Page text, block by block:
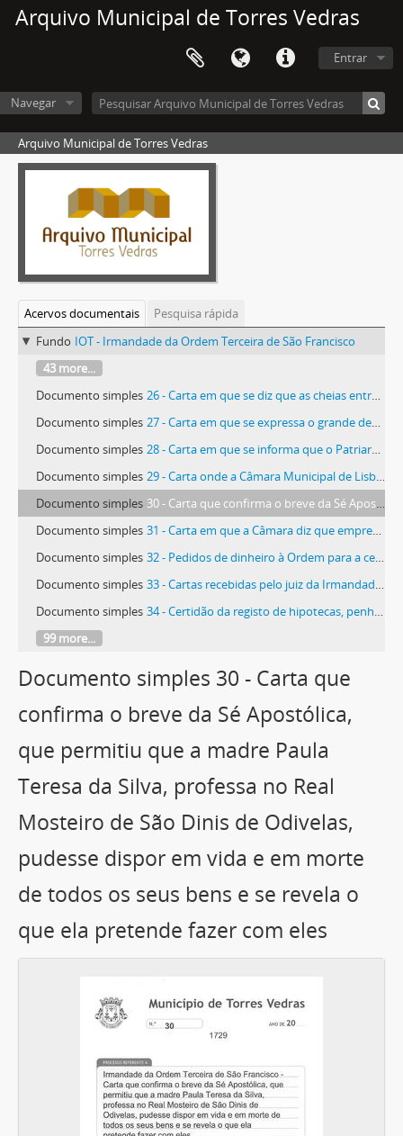
Arquivo Municipal de Torres Vedras
Entrar
Navegar
Arquivo Municipal de Torres Vedras
Acervos documentais
Pesquisa rápida
Fundo IOT - Irmandade da Ordem Terceira de São Francisco
43 more...
Documento simples 26 - Carta em que se diz que as cheias entraram na Igreja de São Tiago e, por isso, é necessário mudar-se o Sacramento para a casa e sacristia da Ordem Terceira
Documento simples 27 - Carta em que se expressa o grande desejo de que aumente o serviço de Deus na Ordem e que os irmãos confirmem ser verdadeiros filhos de São Francisco, vivendo no vigor da observância da sua regra. Fala ainda os preparativos da festa das Chagas de São Francisco
Documento simples 28 - Carta em que se informa que o Patriarca de Lisboa proibiu o reverendo Francisco de Sá Marinha, capelão da missa da Congregação das Almas, instalada na Igreja de São João, de exercer as suas ordens no concelho
Documento simples 29 - Carta onde a Câmara Municipal de Lisboa esclarece a Câmara Municipal de Torres Vedras acerca das concessões de terrenos nos cemitérios para jazigos
Documento simples 30 - Carta que confirma o breve da Sé Apostólica, que permitiu que a madre Paula Teresa da Silva, professa no Real Mosteiro de São Dinis de Odivelas, pudesse dispor em vida e em morte de todos os seus bens e se revela o que ela pretende fazer com eles
Documento simples 31 - Carta em que a Câmara diz que empresta uma carroça à Ordem Terceira, mas que não pode fornecer pessoal nem meios de tração
Documento simples 32 - Pedidos de dinheiro à Ordem para a celebração do mês das almas na Igreja de São Tiago
Documento simples 33 - Cartas recebidas pelo juiz da Irmandade acerca da aprovação do orçamento e do pagamento das dívidas
Documento simples 34 - Certidão da registo de hipotecas, penhoras ou arrestos do que possui Emídio José da Costa e sua mulher Ana da Conceição Pereira Franco, proprietários e moradores na vila de Torres Vedras
99 more...
Documento simples 30 - Carta que
confirma o breve da Sé Apostólica,
que permitiu que a madre Paula
Teresa da Silva, professa no Real
Mosteiro de São Dinis de Odivelas,
pudesse dispor em vida e em morte
de todos os seus bens e se revela o
que ela pretende fazer com eles